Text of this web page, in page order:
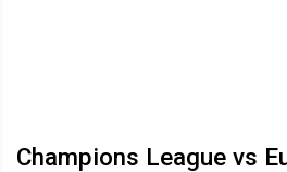
Champions League vs